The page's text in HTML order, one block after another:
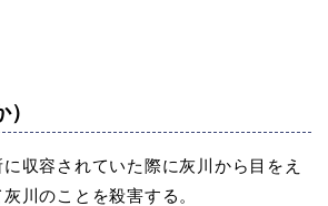
収容されていた際に灰川から目をえ
川のことを殺害する。